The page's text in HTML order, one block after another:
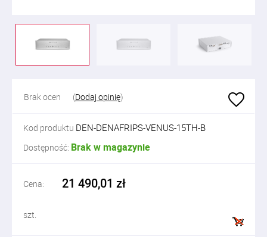
Brak ocen (Dodaj opinię)
Kod produktu DEN-DENAFRIPS-VENUS-15TH-B
Dostępność: Brak w magazynie
Cena: 21 490,01 zł
szt.